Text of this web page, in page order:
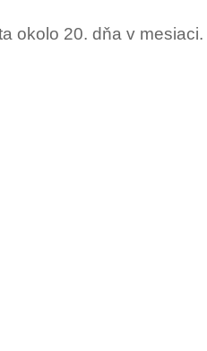
okolo 20. dňa v mesiaci.